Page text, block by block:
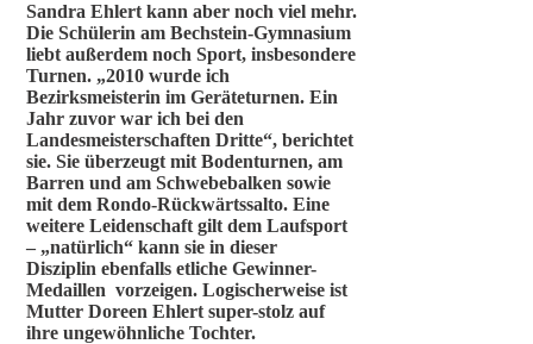
Sandra Ehlert kann aber noch viel mehr.
Die Schülerin am Bechstein-Gymnasium
liebt außerdem noch Sport, insbesondere
Turnen. „2010 wurde ich
Bezirksmeisterin im Geräteturnen. Ein
Jahr zuvor war ich bei den
Landesmeisterschaften Dritte“, berichtet
sie. Sie überzeugt mit Bodenturnen, am
Barren und am Schwebebalken sowie
mit dem Rondo-Rückwärtssalto. Eine
weitere Leidenschaft gilt dem Laufsport
– „natürlich“ kann sie in dieser
Disziplin ebenfalls etliche Gewinner-
Medaillen vorzeigen. Logischerweise ist
Mutter Doreen Ehlert super-stolz auf
ihre ungewöhnliche Tochter.